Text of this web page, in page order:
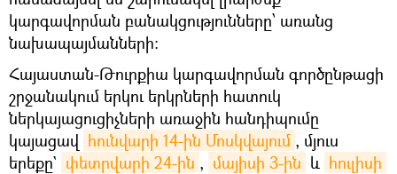
կարգավորման բանակցությունները՝ առանց
նախապայմանների։
Հայաստան-Թուրքիա կարգավորման գործընթացի
շրջանակում երկու երկրների հատուկ
ներկայացուցիչների առաջին հանդիպումը
կայացավ հունվարի 14-ին Մոսկվայում , մյուս
երեքը` փետրվարի 24-ին , մայիսի 3-ին և հուլիսի